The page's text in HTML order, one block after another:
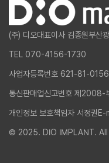
(주) 디오대표이사 김종원부산
TEL 070-4156-1730
사업자등록번호 621-81-
통신판매업신고번호 제
개인정보 보호책임자 서정권 E-
© 2025. DIO IMPLANT.